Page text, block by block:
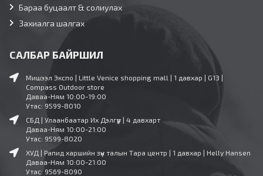
Бараа буцаалт & солиулах
Захиалга шалгах
САЛБАР БАЙРШИЛ
Мишээл Экспо | Little Venice shopping mall | 1 давхар | G13 |
Compass Outdoor store
Даваа-Ням 10:00-19:00
Утас: 9599-8010
СБД | Улаанбаатар Их Дэлгүүр | 4 давхарт
Даваа-Ням 10:00-21:00
Утас: 9599-8020
ХУД | Рапид харшийн зүүн талын Тара центр | 1 давхар | Helly Hansen
Даваа-Ням 10:00-21:00
Утас: 9569-8090